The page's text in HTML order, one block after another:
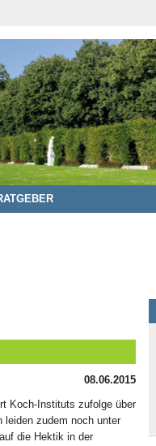
08.06.2015
Koch-Instituts zufolge über
leiden zudem noch unter
die Hektik in der